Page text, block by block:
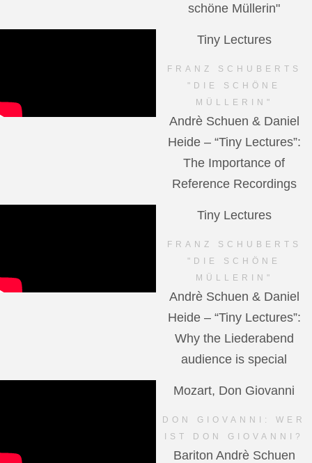
schöne Müllerin"
Tiny Lectures
FRANZ SCHUBERTS
"DIE SCHÖNE
MÜLLERIN"
Andrè Schuen & Daniel
Heide – “Tiny Lectures”:
The Importance of
Reference Recordings
Tiny Lectures
FRANZ SCHUBERTS
"DIE SCHÖNE
MÜLLERIN"
Andrè Schuen & Daniel
Heide – “Tiny Lectures”:
Why the Liederabend
audience is special
Mozart, Don Giovanni
DON GIOVANNI: WER
IST DON GIOVANNI?
Bariton Andrè Schuen